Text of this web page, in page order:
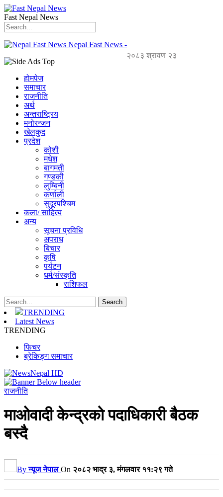
Fast Nepal News
Nepal Fast News -
२०८३ श्रावण २३
होमपेज
समाचार
राजनीति
अर्थ
अन्तराष्ट्रिय
मनोरन्जन
खेलकुद
प्रदेश
कोशी
मधेश
बागमती
गण्डकी
लुम्बिनी
कर्णाली
सुदूरपश्चिम
कला/ साहित्य
अन्य
सूचना प्रविधि
अपराध
बिचार
कृषि
पर्यटन
धर्म/संस्कृति
राशिफल
TRENDING
Latest News
TRENDING
फिचर
ब्रेकिङ्ग समाचार
राजनीति
माओवादी केन्द्रको पदाधिकारी बैठक
बस्दै
Byन्यूज नेपाल On २०८२ भाद्र ३, मंगलवार ११:२९ गते